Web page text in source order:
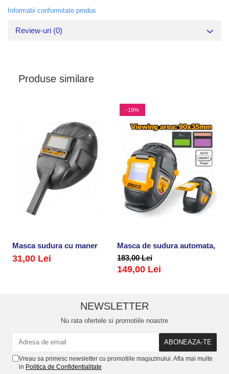
Informatii conformitate produs
Review-uri (0)
Produse similare
Masca sudura cu maner
31,00 Lei
-19%
Masca de sudura automata,
183,00 Lei
149,00 Lei
NEWSLETTER
Nu rata ofertele si promotiile noastre
Vreau sa primesc newsletter cu promotiile magazinului. Afla mai multe
in Politica de Confidentialitate